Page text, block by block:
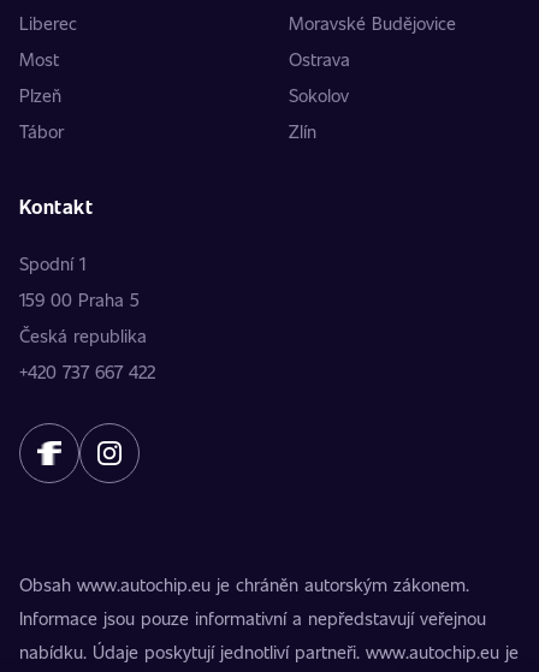
Liberec
Moravské Budějovice
Most
Ostrava
Plzeň
Sokolov
Tábor
Zlín
Kontakt
Spodní 1
159 00 Praha 5
Česká republika
+420 737 667 422
Obsah www.autochip.eu je chráněn autorským zákonem.
Informace jsou pouze informativní a nepředstavují veřejnou
nabídku. Údaje poskytují jednotliví partneři. www.autochip.eu je